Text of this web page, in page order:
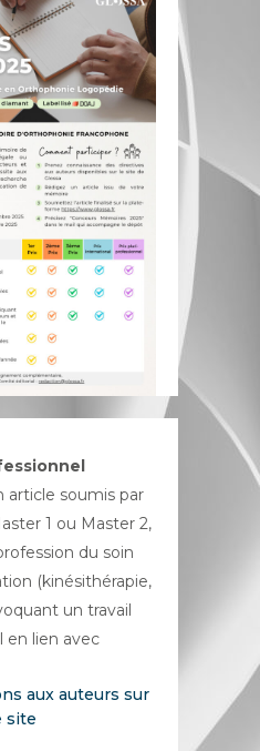
article soumis par
1 ou Master 2,
du soin
(kinésithérapie,
un travail
en lien avec
aux auteurs sur
site